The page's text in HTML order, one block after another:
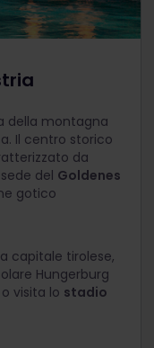
della montagna
Il centro storico
da
del Goldenes
gotico
capitale tirolese,
Hungerburg
visita lo stadio